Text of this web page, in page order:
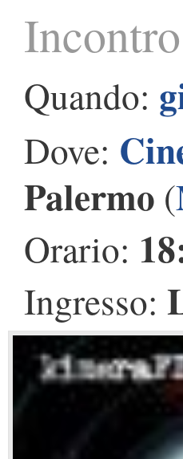
Quando:
Dove:
Palermo (
Orario:
Ingresso: